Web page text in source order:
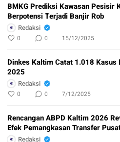
BMKG Prediksi Kawasan Pesisir
Berpotensi Terjadi Banjir Rob
Redaksi
0 0 15/12/2025
Dinkes Kaltim Catat 1.018 Kasus
2025
Redaksi
0 0 7/12/2025
Rencangan ABPD Kaltim 2026
Efek Pemangkasan Transfer
Redaksi